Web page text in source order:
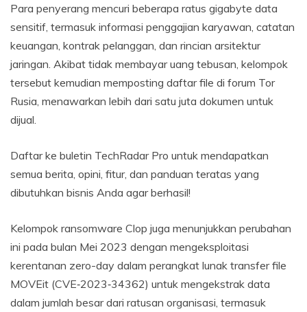
Para penyerang mencuri beberapa ratus gigabyte data
sensitif, termasuk informasi penggajian karyawan, catatan
keuangan, kontrak pelanggan, dan rincian arsitektur
jaringan. Akibat tidak membayar uang tebusan, kelompok
tersebut kemudian memposting daftar file di forum Tor
Rusia, menawarkan lebih dari satu juta dokumen untuk
dijual.
Daftar ke buletin TechRadar Pro untuk mendapatkan
semua berita, opini, fitur, dan panduan teratas yang
dibutuhkan bisnis Anda agar berhasil!
Kelompok ransomware Clop juga menunjukkan perubahan
ini pada bulan Mei 2023 dengan mengeksploitasi
kerentanan zero-day dalam perangkat lunak transfer file
MOVEit (CVE‑2023‑34362) untuk mengekstrak data
dalam jumlah besar dari ratusan organisasi, termasuk